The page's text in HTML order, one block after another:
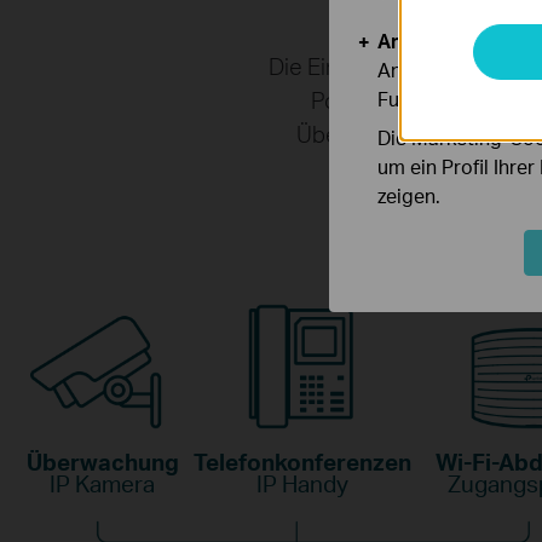
Die Einhaltung des
PoE-Leistungsbudget
Überwachung von
Überwachung
IP Kamera
Telefonkonferenzen
IP Handy
Wi-Fi-
Analyse- und
Analyse-Cookies
Funktionsweise
Die Marketing-
um ein Profil Ihrer
zeigen.